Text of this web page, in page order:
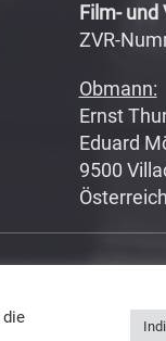
Film- und
ZVR-
Obmann:
Ernst
Eduard
9500
Österreich